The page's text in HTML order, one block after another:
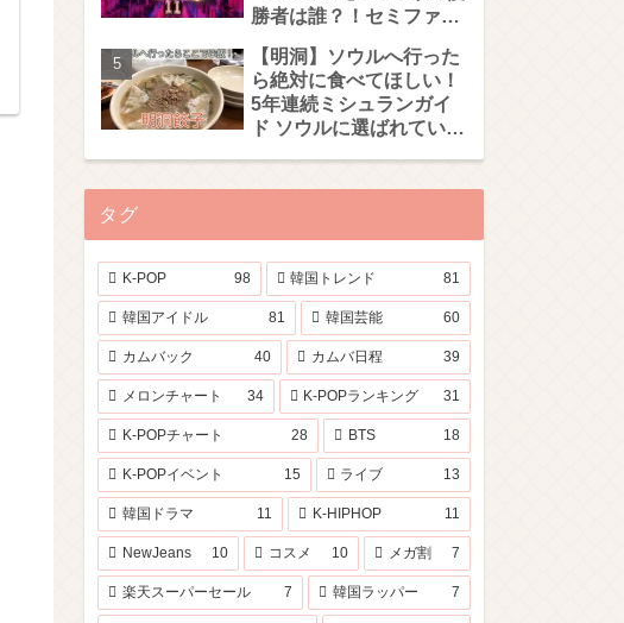
勝者は誰？！セミファイ
ジを徹底解説！
【明洞】ソウルへ行った
ら絶対に食べてほしい！
5年連続ミシュランガイ
ド ソウルに選ばれている
タグ
K-POP 98 韓国トレンド 81
韓国アイドル 81 韓国芸能 60
カムバック 40 カムバ日程 39
メロンチャート 34 K-POPランキング 31
K-POPチャート 28 BTS 18
K-POPイベント 15 ライブ 13
韓国ドラマ 11 K-HIPHOP 11
NewJeans 10 コスメ 10 メガ割 7
楽天スーパーセール 7 韓国ラッパー 7